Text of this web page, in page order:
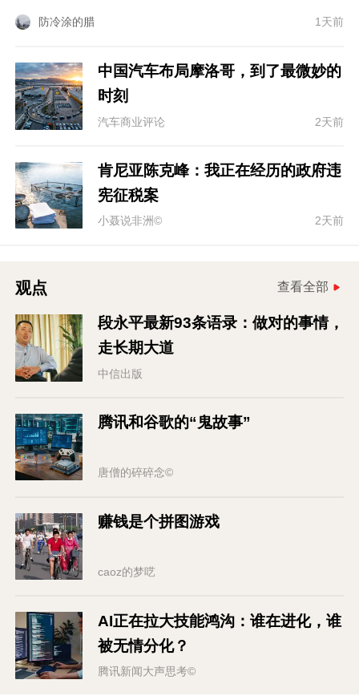
防冷涂的腊 1天前
中国汽车布局摩洛哥，到了最微妙的
时刻
汽车商业评论 2天前
肯尼亚陈克峰：我正在经历的政府违
宪征税案
小聂说非洲© 2天前
观点 查看全部
段永平最新93条语录：做对的事情，
走长期大道
中信出版
腾讯和谷歌的“鬼故事”
唐僧的碎碎念©
赚钱是个拼图游戏
caoz的梦呓
AI正在拉大技能鸿沟：谁在进化，谁
被无情分化？
腾讯新闻大声思考©